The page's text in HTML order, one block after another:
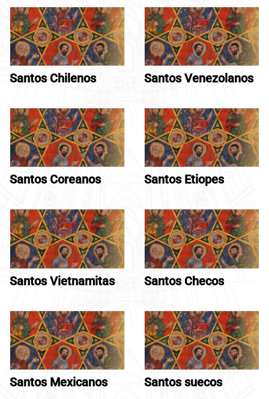
Santos Chilenos Santos Venezolanos
Santos Coreanos Santos Etiopes
Santos Vietnamitas Santos Checos
Santos Mexicanos Santos suecos